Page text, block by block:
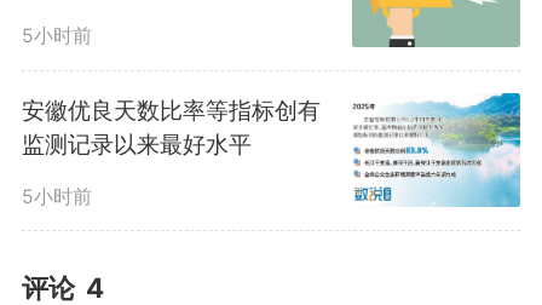
5小时前
安徽优良天数比率等指标创有
监测记录以来最好水平
5小时前
评论 4